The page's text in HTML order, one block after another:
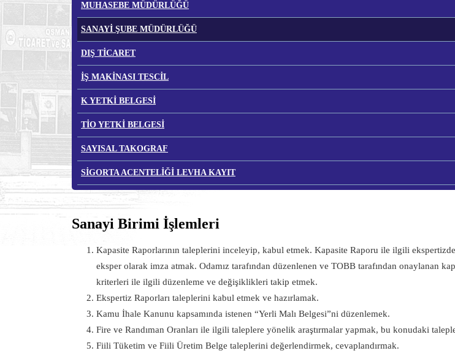
MUHASEBE MÜDÜRLÜĞÜ
SANAYİ ŞUBE MÜDÜRLÜĞÜ
DIŞ TİCARET
İŞ MAKİNASI TESCİL
K YETKİ BELGESİ
TİO YETKİ BELGESİ
SAYISAL TAKOGRAF
SİGORTA ACENTELİĞİ LEVHA KAYIT
Sanayi Birimi İşlemleri
Kapasite Raporlarının taleplerini inceleyip, kabul etmek. Kapasite Raporu ile ilgili
eksper olarak imza atmak. Odamız tarafından düzenlenen ve TOBB tarafından onaylanan
kriterleri ile ilgili düzenleme ve değişiklikleri takip etmek.
Ekspertiz Raporları taleplerini kabul etmek ve hazırlamak.
Kamu İhale Kanunu kapsamında istenen “Yerli Malı Belgesi”ni düzenlemek.
Fire ve Randıman Oranları ile ilgili taleplere yönelik araştırmalar yapmak, bu konudaki
Fiili Tüketim ve Fiili Üretim Belge taleplerini değerlendirmek, cevaplandırmak.